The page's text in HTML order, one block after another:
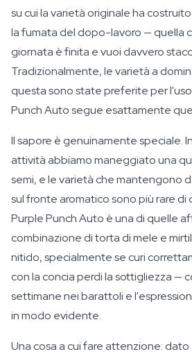
su cui la varietà originale ha
la fumata del dopo-lavoro — quella
giornata è finita e vuoi davvero
Tradizionalmente, le varietà a
questa sono state preferite per
Punch Auto segue esattamente
Il sapore è genuinamente speciale.
attività abbiamo maneggiato una
semi, e le varietà che mantengono
sul fronte aromatico sono più rare di
Purple Punch Auto è una di quelle
combinazione di torta di mele e
nitido, specialmente se curi
con la concia perdi la sottigliezza —
settimane nei barattoli e
in modo evidente.
Una cosa a cui fare attenzione: